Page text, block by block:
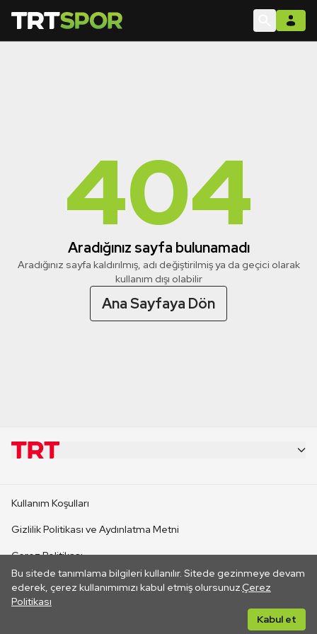
404
Aradığınız sayfa bulunamadı
Aradığınız sayfa kaldırılmış, adı değiştirilmiş ya da geçici olarak
kullanım dışı olabilir
Ana Sayfaya Dön
Bu sitede tanımlama bilgileri kullanılır. Sitede gezinmeye devam
ederek, çerez kullanımımızı kabul etmiş olursunuz.Çerez
Politikası
Kabul et
CANLI YAYINLAR
Kullanım Koşulları
Gizlilik Politikası ve Aydınlatma Metni
Çerez Politikası
İletişim
Her hakkı saklıdır. ©2026 TRT. Bağlantı yoluyla gidilen dış